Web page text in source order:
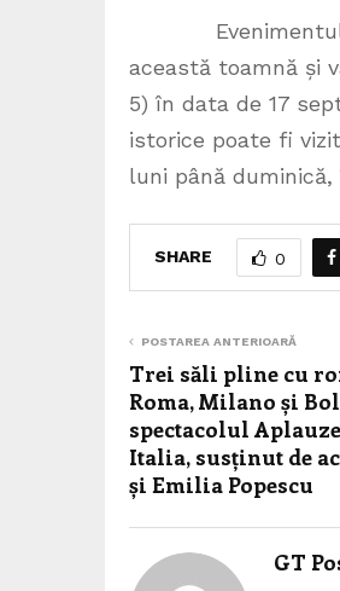
Evenimentul
această toamnă și
5) în data de 17
istorice poate fi
luni până duminică,
SHARE 0
POSTAREA ANTERIOARĂ
Trei săli pline cu
Roma, Milano și
spectacolul
Italia, susținut de
și Emilia Popescu
GT